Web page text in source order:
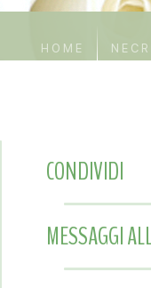
HOME
CONDIVIDI
MESSAGGI